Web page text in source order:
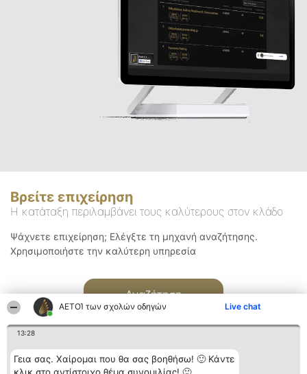
ΑΕΤΟΊ των σχολών οδηγών Live chat
13:28
Γεια σας. Χαίρομαι που θα σας βοηθήσω! 🙂 Κάντε
Βρείτε επιχείρηση
Η κατάταξη περιλαμβάνει τους καλύτερους στον κλάδο
Ψάχνετε επιχείρηση; Ελέγξτε τη μηχανή αναζήτησης.
Χρησιμοποιήστε την καλύτερη υπηρεσία
Αναζήτηση